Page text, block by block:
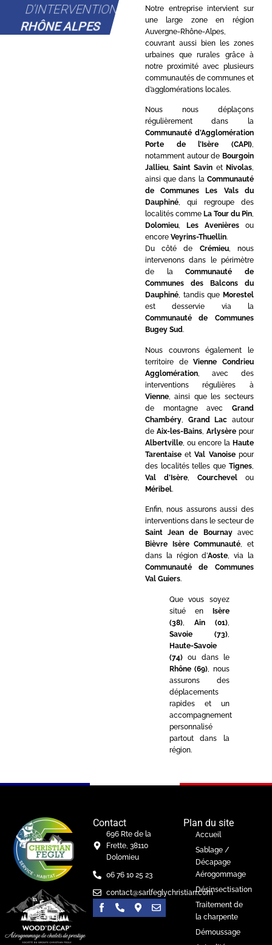
D'INTERVENTION
RHÔNE ALPES
Notre entreprise intervient sur
une large zone en région
Auvergne-Rhône-Alpes,
couvrant aussi bien les zones
urbaines que rurales grâce à
notre proximité avec plusieurs
communautés de communes et
d’agglomérations locales.
Nous nous déplaçons
régulièrement dans la
Communauté d’Agglomération
Porte de l’Isère (CAPI),
notamment autour de Bourgoin
Jallieu,Saint Savin et Nivolas,
ainsi que dans la Communauté
de Communes Les Vals du
Dauphiné, qui regroupe des
localités comme La Tour du Pin,
Dolomieu, Les Avenièresou
encore Veyrins-Thuellin.
Du côté de Crémieu, nous
intervenons dans le périmètre
de laCommunauté de
Communes des Balcons du
Dauphiné, tandis que Morestel
est desservie via la
Communauté de Communes
Bugey Sud.
Nous couvrons également le
territoire deVienne Condrieu
Agglomération, avec des
interventions régulières à
Vienne, ainsi que les secteurs
de montagne avec Grand
Chambéry, Grand Lac autour
de Aix-les-Bains, Arlysèrepour
Albertville, ou encore la Haute
TarentaiseetVal Vanoisepour
des localités telles que Tignes
Val d’Isère, Courchevelou
Méribel.
Enfin, nous assurons aussi des
interventions dans le secteur de
Saint Jean de Bournayavec
Bièvre Isère Communauté, et
dans la région d’Aoste, via la
Communauté de Communes
Val Guiers.
Que vous soyez
situé en Isère
(38), Ain (01)
Savoie (73)
Haute-Savoie
(74)ou dans le
Rhône (69) , nous
assurons des
déplacements
rapides et un
accompagnement
personnalisé
partout dans la
région.
Contact
696 Rte de la
Frette, 38110
Dolomieu
06 76 10 25 23
contact@sarlfeglychristian.com
Plan du site
Accueil
Sablage /
Décapage
Aérogommage
Désinsectisation
Traitement de
la charpente
Démoussage